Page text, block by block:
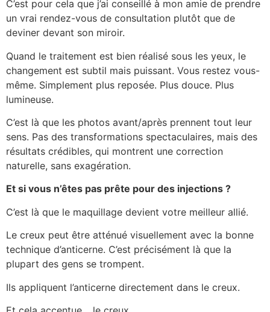
C’est pour cela que j’ai conseillé à mon amie de prendre
un vrai rendez-vous de consultation plutôt que de
deviner devant son miroir.
Quand le traitement est bien réalisé sous les yeux, le
changement est subtil mais puissant. Vous restez vous-
même. Simplement plus reposée. Plus douce. Plus
lumineuse.
C’est là que les photos avant/après prennent tout leur
sens. Pas des transformations spectaculaires, mais des
résultats crédibles, qui montrent une correction
naturelle, sans exagération.
Et si vous n’êtes pas prête pour des injections ?
C’est là que le maquillage devient votre meilleur allié.
Le creux peut être atténué visuellement avec la bonne
technique d’anticerne. C’est précisément là que la
plupart des gens se trompent.
Ils appliquent l’anticerne directement dans le creux.